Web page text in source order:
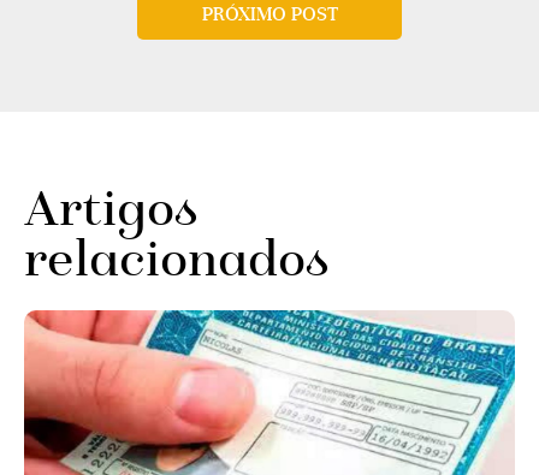
PRÓXIMO POST
Artigos
relacionados